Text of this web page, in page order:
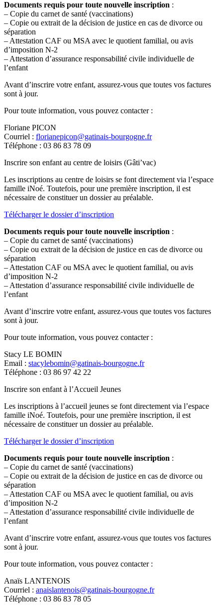
Documents requis pour toute nouvelle inscription :
– Copie du carnet de santé (vaccinations)
– Copie ou extrait de la décision de justice en cas de divorce ou
séparation
– Attestation CAF ou MSA avec le quotient familial, ou avis
d’imposition N-2
– Attestation d’assurance responsabilité civile individuelle de
l’enfant
Avant d’inscrire votre enfant, assurez-vous que toutes vos factures
sont à jour.
Pour toute information, vous pouvez contacter :
Floriane PICON
Courriel : florianepicon@gatinais-bourgogne.fr
Téléphone : 03 86 83 78 09
Inscrire son enfant au centre de loisirs (Gâti’vac)
Les inscriptions au centre de loisirs se font directement via l’espace
famille iNoé. Toutefois, pour une première inscription, il est
nécessaire de constituer un dossier au préalable.
Télécharger le dossier d’inscription
Documents requis pour toute nouvelle inscription :
– Copie du carnet de santé (vaccinations)
– Copie ou extrait de la décision de justice en cas de divorce ou
séparation
– Attestation CAF ou MSA avec le quotient familial, ou avis
d’imposition N-2
– Attestation d’assurance responsabilité civile individuelle de
l’enfant
Avant d’inscrire votre enfant, assurez-vous que toutes vos factures
sont à jour.
Pour toute information, vous pouvez contacter :
Stacy LE BOMIN
Email : stacylebomin@gatinais-bourgogne.fr
Téléphone : 03 86 97 42 22
Inscrire son enfant à l’Accueil Jeunes
Les inscriptions à l’accueil jeunes se font directement via l’espace
famille iNoé. Toutefois, pour une première inscription, il est
nécessaire de constituer un dossier au préalable.
Télécharger le dossier d’inscription
Documents requis pour toute nouvelle inscription :
– Copie du carnet de santé (vaccinations)
– Copie ou extrait de la décision de justice en cas de divorce ou
séparation
– Attestation CAF ou MSA avec le quotient familial, ou avis
d’imposition N-2
– Attestation d’assurance responsabilité civile individuelle de
l’enfant
Avant d’inscrire votre enfant, assurez-vous que toutes vos factures
sont à jour.
Pour toute information, vous pouvez contacter :
Anaïs LANTENOIS
Courriel : anaislantenois@gatinais-bourgogne.fr
Téléphone : 03 86 83 78 05